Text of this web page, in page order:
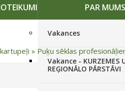
PAR MUMS
Vakances
Vakance - KURZEMES
REĢIONĀLO PĀRSTĀVI
» Puķu sēklas